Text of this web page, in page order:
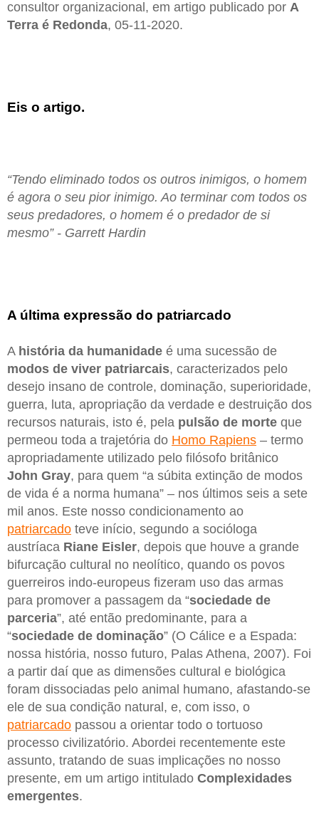
consultor organizacional, em artigo publicado por A
Terra é Redonda, 05-11-2020.
Eis o artigo.
“Tendo eliminado todos os outros inimigos, o homem
é agora o seu pior inimigo. Ao terminar com todos os
seus predadores, o homem é o predador de si
mesmo” - Garrett Hardin
A última expressão do patriarcado
A história da humanidade é uma sucessão de
modos de viver patriarcais, caracterizados pelo
desejo insano de controle, dominação, superioridade,
guerra, luta, apropriação da verdade e destruição dos
recursos naturais, isto é, pela pulsão de morte que
permeou toda a trajetória do Homo Rapiens – termo
apropriadamente utilizado pelo filósofo britânico
John Gray, para quem “a súbita extinção de modos
de vida é a norma humana” – nos últimos seis a sete
mil anos. Este nosso condicionamento ao
patriarcado teve início, segundo a socióloga
austríaca Riane Eisler, depois que houve a grande
bifurcação cultural no neolítico, quando os povos
guerreiros indo-europeus fizeram uso das armas
para promover a passagem da “sociedade de
parceria”, até então predominante, para a
“sociedade de dominação” (O Cálice e a Espada:
nossa história, nosso futuro, Palas Athena, 2007). Foi
a partir daí que as dimensões cultural e biológica
foram dissociadas pelo animal humano, afastando-se
ele de sua condição natural, e, com isso, o
patriarcado passou a orientar todo o tortuoso
processo civilizatório. Abordei recentemente este
assunto, tratando de suas implicações no nosso
presente, em um artigo intitulado Complexidades
emergentes.